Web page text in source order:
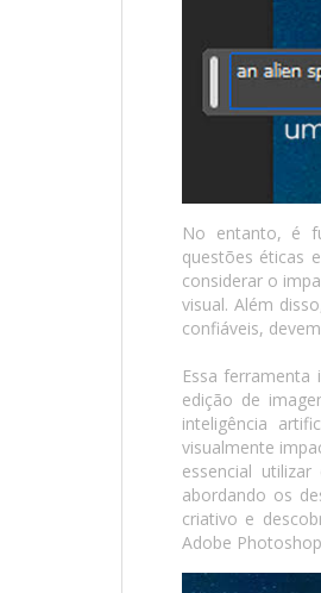
No entanto, é
questões éticas
considerar o
visual. Além
confiáveis,
Essa
edição de
inteligência
visualmente
essencial
abordando os
criativo e
Adobe